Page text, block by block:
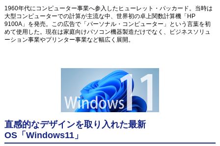
1960年代にコンピューター事業へ参入したヒューレット・パッカード。当時は
大型コンピューターでの計算が主流な中、世界初の卓上関数計算機「HP
9100A」を発売。この広告で「パーソナル・コンピューター」という言葉を初
めて使用した。現在は家庭向けパソコン機器製造だけでなく、ビジネスソリュ
ーション事業やプリンター事業など幅広く展開。
直感的なデザインを取り入れた最新
OS「Windows11」